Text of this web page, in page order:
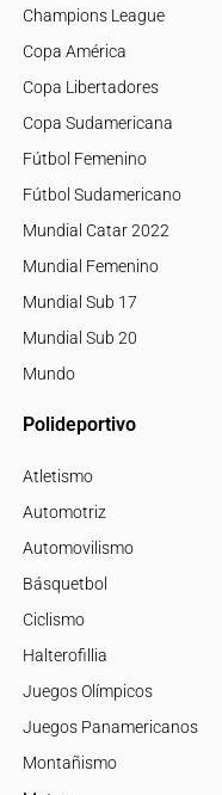
Champions League
Copa América
Copa Libertadores
Copa Sudamericana
Fútbol Femenino
Fútbol Sudamericano
Mundial Catar 2022
Mundial Femenino
Mundial Sub 17
Mundial Sub 20
Mundo
Polideportivo
Atletismo
Automotriz
Automovilismo
Básquetbol
Ciclismo
Halterofillia
Juegos Olímpicos
Juegos Panamericanos
Montañismo